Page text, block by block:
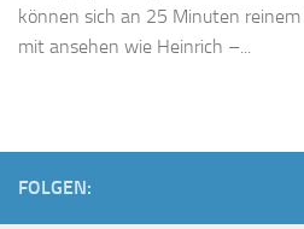
können sich an 25 Minuten
mit ansehen wie Heinrich –...
FOLGEN: